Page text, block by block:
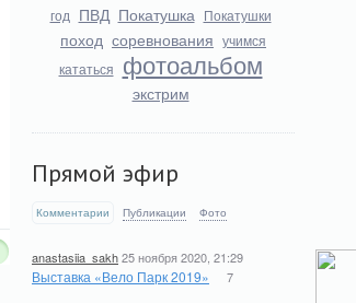
год ПВД Покатушка Покатушки
поход соревнования учимся
кататься фотоальбом
экстрим
Прямой эфир
Комментарии Публикации Фото
anastasiia_sakh25 ноября 2020, 21:29
Выставка «Вело Парк 2019» 7